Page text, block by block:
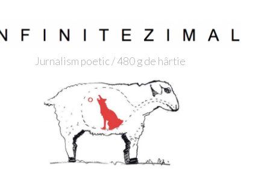
Jurnalism poetic / 480 g de hârtie